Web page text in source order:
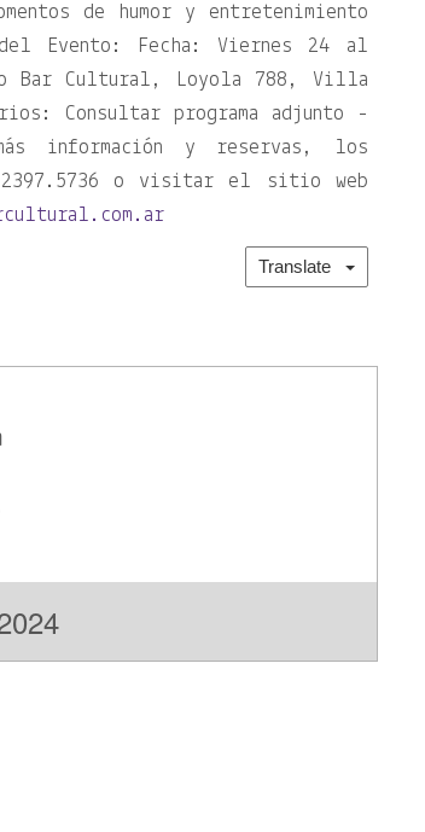
de humor y entretenimiento
Evento: Fecha: Viernes 24 al
Bar Cultural, Loyola 788, Villa
Consultar programa adjunto -
información y reservas, los
o visitar el sitio web
Translate